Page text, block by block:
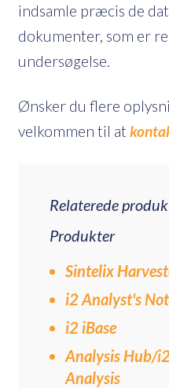
indsamle præcis de
dokumenter, som er
undersøgelse.
Ønsker du flere
velkommen til at
Relaterede
Produkter
Sintelix
i2 Analyst's
i2 iBase
Analysis Hub/
Analysis